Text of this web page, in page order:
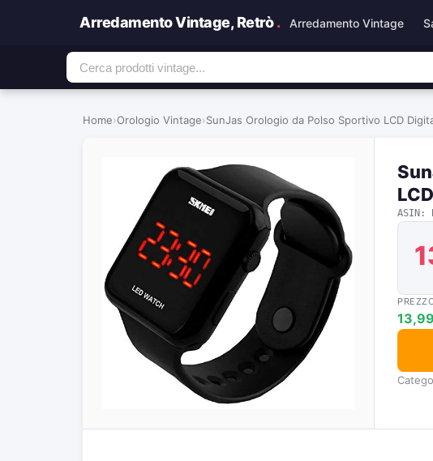
Arredamento Vintage, Retrò. Arredamento Vintage
Home›Orologio Vintage›SunJas Orologio da Polso Sportivo LCD
ASIN: